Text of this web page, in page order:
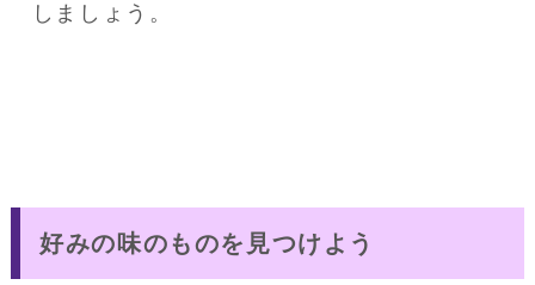
しましょう。
好みの味のものを見つけよう